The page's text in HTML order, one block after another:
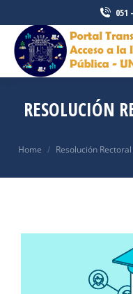
051
RESOLUCIÓN
You are here:
Home Resolución Rectoral